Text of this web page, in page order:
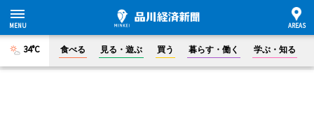
34°C 食べる 見る・遊ぶ 買う 暮らす・働く 学ぶ・知る